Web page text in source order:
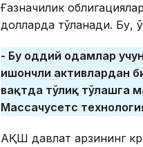
Ғазначилик
долларда тўланади. Бу,
- Бу оддий одамлар учун
ишончли активлардан
вақтда тўлиқ тўлашга
Массачусетс
АҚШ давлат қарзининг